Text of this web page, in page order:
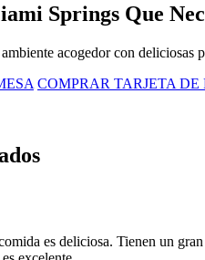
Springs Que
acogedor con deliciosas
COMPRAR TARJETA
es deliciosa. Tienen un